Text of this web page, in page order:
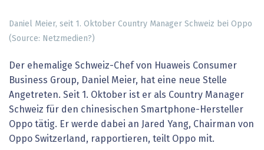
Daniel Meier, seit 1. Oktober Country Manager Schweiz bei Oppo
(Source: Netzmedien?)
Der ehemalige Schweiz-Chef von Huaweis Consumer
Business Group, Daniel Meier, hat eine neue Stelle
Angetreten. Seit 1. Oktober ist er als Country Manager
Schweiz für den chinesischen Smartphone-Hersteller
Oppo tätig. Er werde dabei an Jared Yang, Chairman von
Oppo Switzerland, rapportieren, teilt Oppo mit.